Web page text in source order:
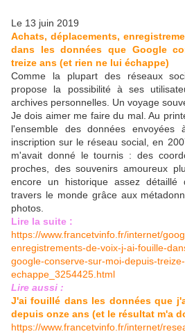
Le 13 juin 2019
Achats, déplacements,
dans les données que Google
treize ans (et rien ne lui échappe)
Comme la plupart des réseaux
propose la possibilité à ses
archives personnelles. Un voyage
Je dois aimer me faire du mal. Au
l'ensemble des données envoyées
inscription sur le réseau social, en
m'avait donné le tournis : des
proches, des souvenirs amoureux
encore un historique assez détaillé
travers le monde grâce aux
photos.
Lire la suite :
https://www.francetvinfo.fr/internet/
enregistrements-de-voix-j-ai-fouille-
google-conserve-sur-moi-depuis-
echappe_3254425.html
Lire aussi :
J'ai fouillé dans les données que
depuis onze ans (et le résultat m'a
https://www.francetvinfo.fr/internet/